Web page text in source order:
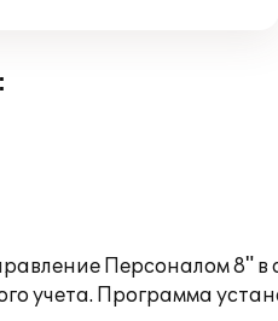
Персоналом 8" в
учета. Программа